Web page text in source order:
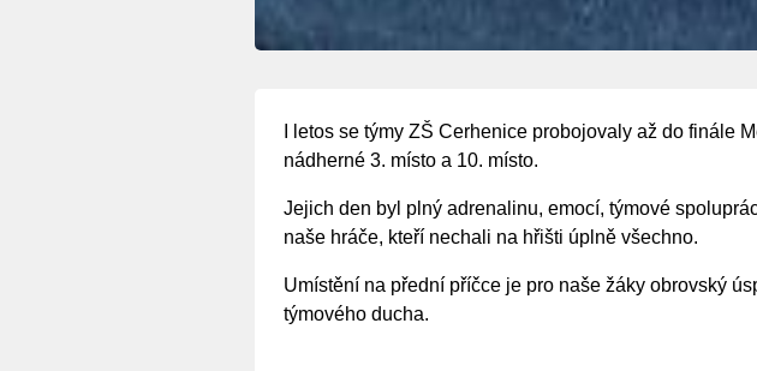
I letos se týmy ZŠ Cerhenice probojovaly až do finále
nádherné 3. místo a 10. místo.
Jejich den byl plný adrenalinu, emocí, týmové
naše hráče, kteří nechali na hřišti úplně všechno.
Umístění na přední příčce je pro naše žáky obrovský
týmového ducha.